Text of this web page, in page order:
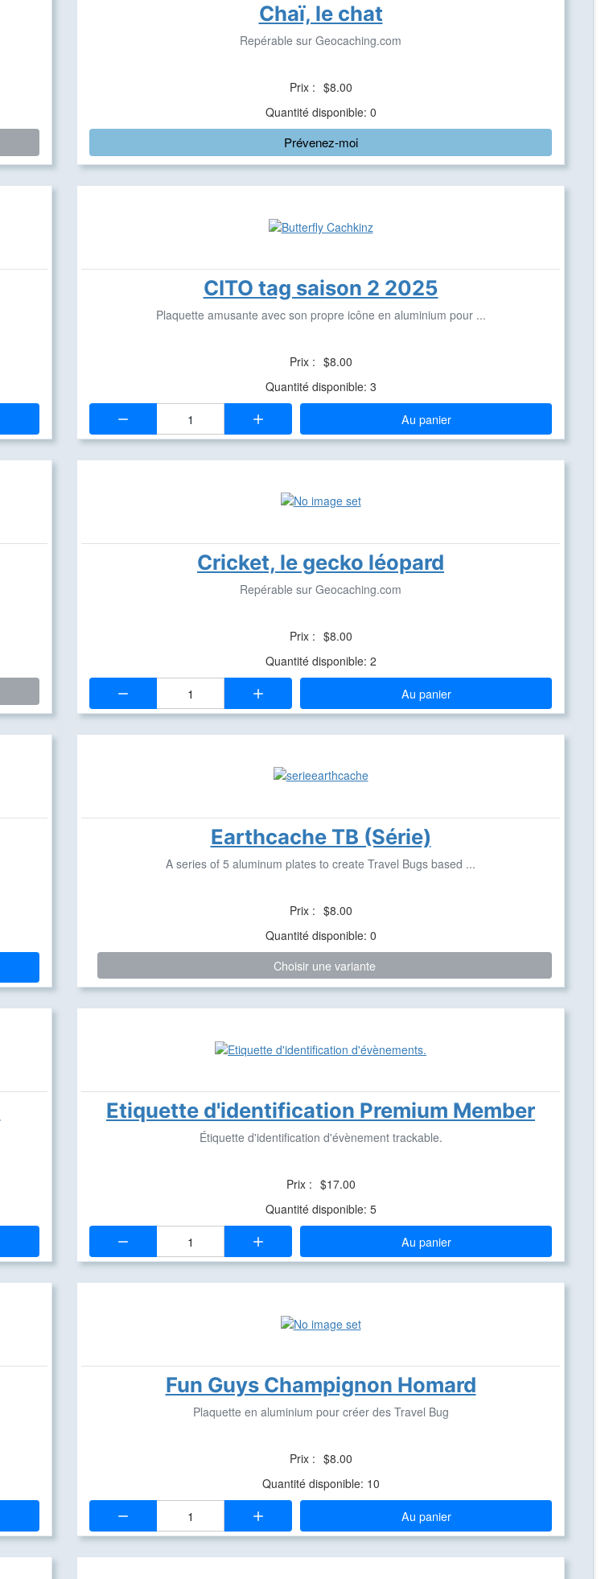
Chaï, le chat
Repérable sur Geocaching.com
Prix : $8.00
Quantité disponible: 0
Prévenez-moi
CITO tag saison 2 2025
Plaquette amusante avec son propre icône en aluminium pour ...
Prix : $8.00
Quantité disponible: 3
Quantité:
Au panier
Cricket, le gecko léopard
Repérable sur Geocaching.com
Prix : $8.00
Quantité disponible: 2
Quantité:
Au panier
Earthcache TB (Série)
A series of 5 aluminum plates to create Travel Bugs based ...
Prix : $8.00
Quantité disponible: 0
Choisir une variante
Etiquette d'identification Premium Member
Étiquette d'identification d'évènement trackable.
Prix : $17.00
Quantité disponible: 5
Quantité:
Au panier
Fun Guys Champignon Homard
Plaquette en aluminium pour créer des Travel Bug
Prix : $8.00
Quantité disponible: 10
Quantité:
Au panier